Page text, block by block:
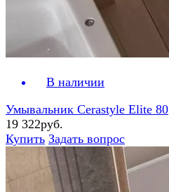
В наличии
Умывальник Cerastyle Elite 80
19 322руб.
Купить Задать вопрос